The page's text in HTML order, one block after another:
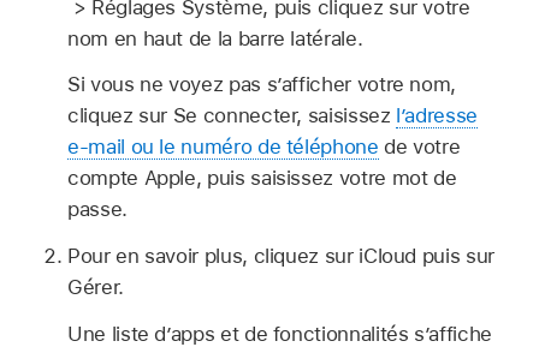
> Réglages Système, puis cliquez sur votre
nom en haut de la barre latérale.
Si vous ne voyez pas s’afficher votre nom,
cliquez sur Se connecter, saisissez l’adresse
e‑mail ou le numéro de téléphone de votre
compte Apple, puis saisissez votre mot de
passe.
Pour en savoir plus, cliquez sur iCloud puis sur
Gérer.
Une liste d’apps et de fonctionnalités s’affiche